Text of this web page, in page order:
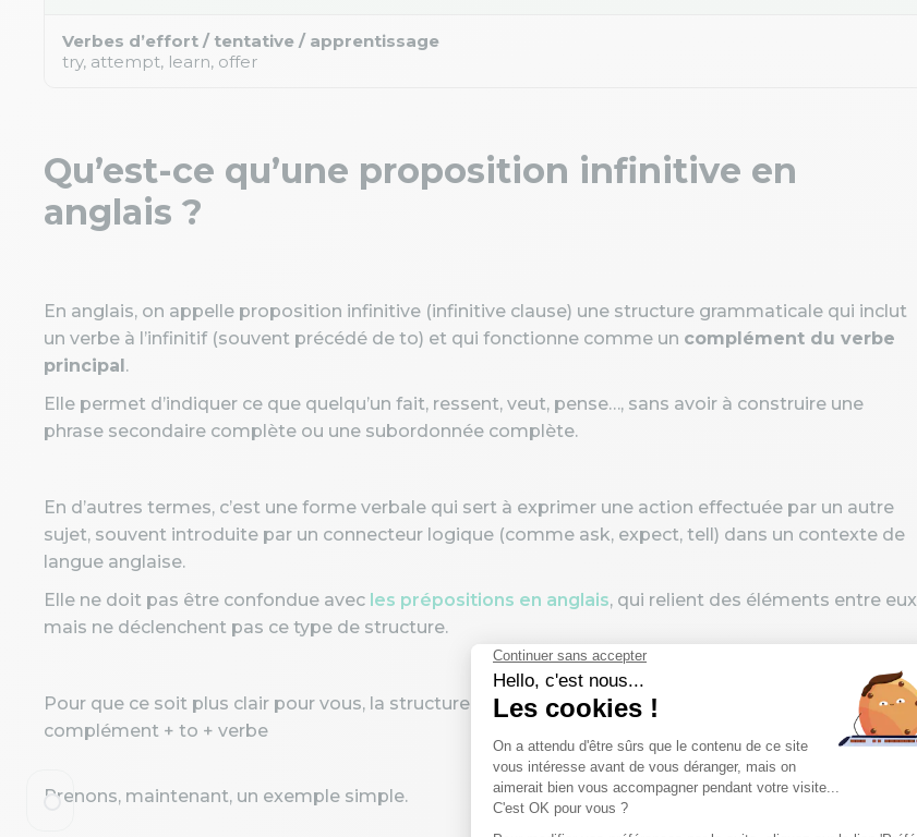
Verbes d’effort / tentative / apprentissage
try, attempt, learn, offer
Qu’est-ce qu’une proposition infinitive en
anglais ?
En anglais, on appelle proposition infinitive (infinitive clause) une structure grammaticale qui inclut
un verbe à l’infinitif (souvent précédé de to) et qui fonctionne comme un complément du verbe
principal.
Elle permet d’indiquer ce que quelqu’un fait, ressent, veut, pense…, sans avoir à construire une
phrase secondaire complète ou une subordonnée complète.
En d’autres termes, c’est une forme verbale qui sert à exprimer une action effectuée par un autre
sujet, souvent introduite par un connecteur logique (comme ask, expect, tell) dans un contexte de
langue anglaise.
Elle ne doit pas être confondue avec les prépositions en anglais, qui relient des éléments entre eux
mais ne déclenchent pas ce type de structure.
Pour que ce soit plus clair pour vous, la structure est la suivante : Sujet + verbe principal +
complément + to + verbe
Prenons, maintenant, un exemple simple.